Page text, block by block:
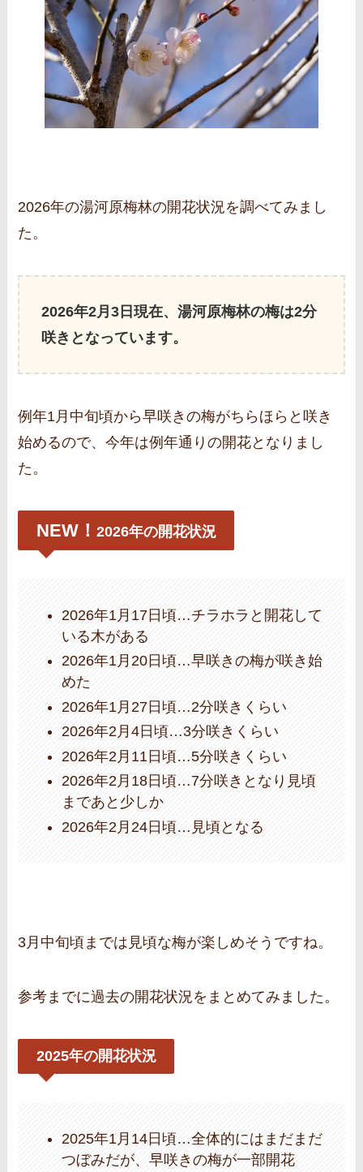
2026年の湯河原梅林の開花状況を調べてみまし
た。
2026年2月3日現在、湯河原梅林の梅は2分
咲きとなっています。
例年1月中旬頃から早咲きの梅がちらほらと咲き
始めるので、今年は例年通りの開花となりまし
た。
NEW！ 2026年の開花状況
2026年1月17日頃…チラホラと開花して
いる木がある
2026年1月20日頃…早咲きの梅が咲き始
めた
2026年1月27日頃…2分咲きくらい
2026年2月4日頃…3分咲きくらい
2026年2月11日頃…5分咲きくらい
2026年2月18日頃…7分咲きとなり見頃
まであと少しか
2026年2月24日頃…見頃となる
3月中旬頃までは見頃な梅が楽しめそうですね。
参考までに過去の開花状況をまとめてみました。
2025年の開花状況
2025年1月14日頃…全体的にはまだまだ
つぼみだが、早咲きの梅が一部開花